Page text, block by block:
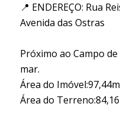
📍 ENDEREÇO: Rua
Avenida das Ostras
Próximo ao Campo
mar.
Área do
Área do